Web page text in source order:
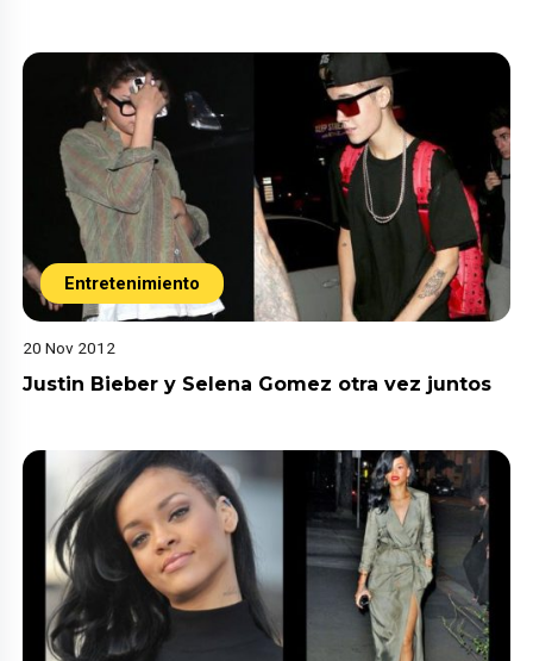
Entretenimiento
20 Nov 2012
Justin Bieber y Selena Gomez otra vez juntos